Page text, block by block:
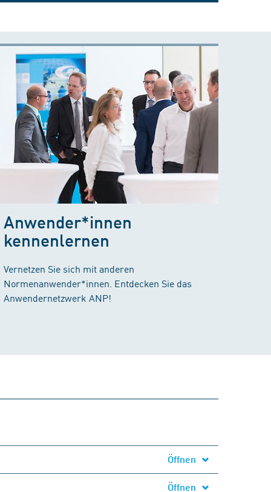
Anwender*innen
kennenlernen
Vernetzen Sie sich mit anderen
Normenanwender*innen. Entdecken Sie das
Anwendernetzwerk ANP!
Öffnen
Öffnen